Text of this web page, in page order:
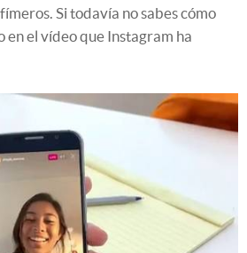
Si todavía no sabes cómo
en el vídeo que Instagram ha